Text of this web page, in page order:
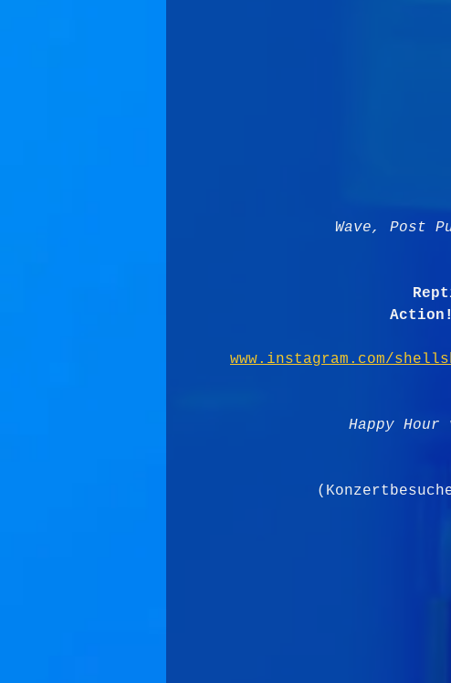
Wave, Post
www.instagram.com/
Happy